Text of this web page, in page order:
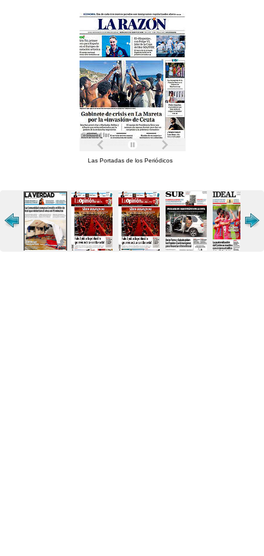
Las Portadas de los Periódicos